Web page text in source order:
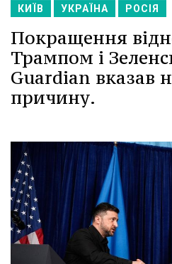
КИЇВ УКРАЇНА РОСІЯ
Покращення
Трампом і
Guardian вказав
причину.